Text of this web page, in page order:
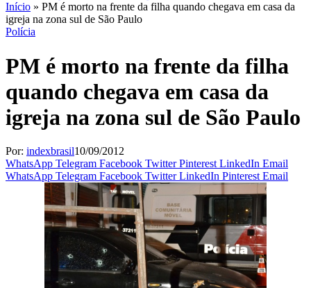
Início » PM é morto na frente da filha quando chegava em casa da
igreja na zona sul de São Paulo
Polícia
PM é morto na frente da filha
quando chegava em casa da
igreja na zona sul de São Paulo
Por: indexbrasil10/09/2012
WhatsApp Telegram Facebook Twitter Pinterest LinkedIn Email
WhatsApp Telegram Facebook Twitter LinkedIn Pinterest Email